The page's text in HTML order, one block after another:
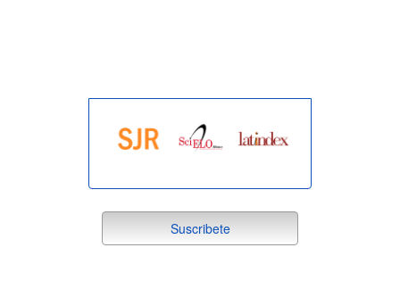
suscribete
Suscribete